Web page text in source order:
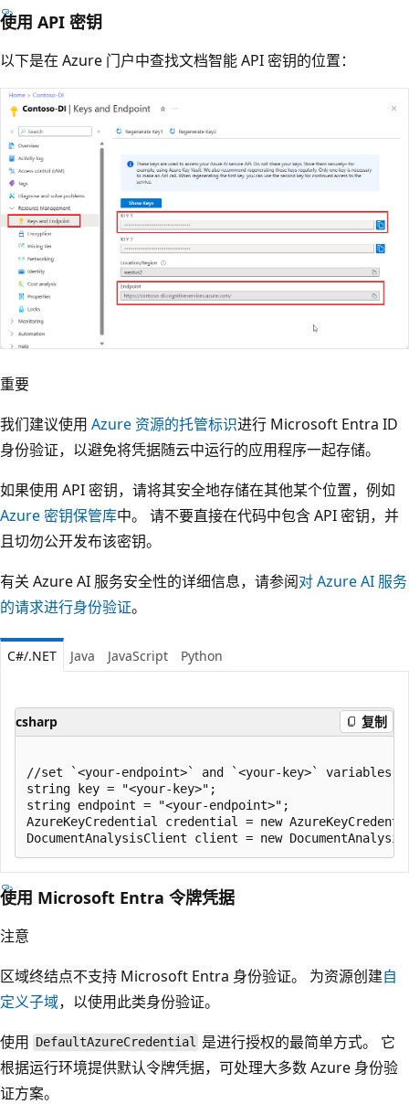
使用 API 密钥
以下是在 Azure 门户中查找文档智能 API 密钥的位置：
重要
我们建议使用 Azure 资源的托管标识进行 Microsoft Entra ID
身份验证，以避免将凭据随云中运行的应用程序一起存储。
如果使用 API 密钥，请将其安全地存储在其他某个位置，例如
Azure 密钥保管库中。 请不要直接在代码中包含 API 密钥，并
且切勿公开发布该密钥。
有关 Azure AI 服务安全性的详细信息，请参阅对 Azure AI 服务
的请求进行身份验证。
C#/.NET Java JavaScript Python
csharp 复制
//set `<your-endpoint>` and `<your-key>` variables
string key = "<your-key>";
string endpoint = "<your-endpoint>";
AzureKeyCredential credential = new
使用 Microsoft Entra 令牌凭据
注意
区域终结点不支持 Microsoft Entra 身份验证。 为资源创建自
定义子域，以使用此类身份验证。
使用 DefaultAzureCredential 是进行授权的最简单方式。 它
根据运行环境提供默认令牌凭据，可处理大多数 Azure 身份验
证方案。